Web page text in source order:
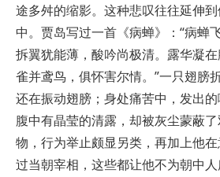
途多舛的缩影。这种悲叹往往延伸
中。贾岛写过一首《病蝉》：“病蝉
拆翼犹能薄，酸吟尚极清。露华凝
雀并鸢鸟，俱怀害尔情。”一只翅膀
还在振动翅膀；身处痛苦中，发出
腹中有晶莹的清露，却被灰尘蒙蔽
物，行为举止颇显另类，再加上他
过当朝宰相，这些都让他不为朝中